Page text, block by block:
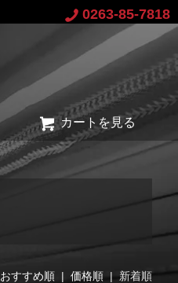
0263-85-7818
カートを見る
おすすめ順| 価格順| 新着順